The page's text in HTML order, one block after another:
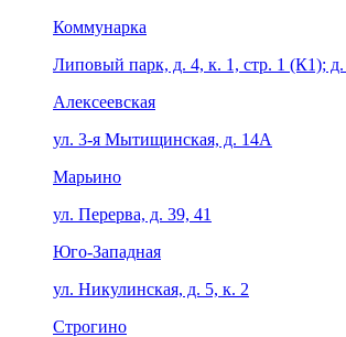
Коммунарка
Липовый парк, д. 4, к. 1, стр. 1 (К1);
Алексеевская
ул. 3-я Мытищинская, д. 14А
Марьино
ул. Перерва, д. 39, 41
Юго-Западная
ул. Никулинская, д. 5, к. 2
Строгино